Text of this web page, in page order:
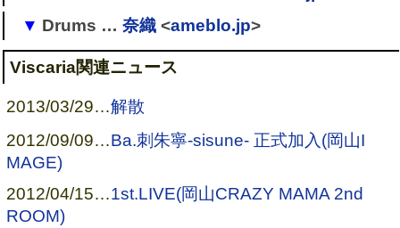
→Viscaria(サポート)[1]→Viscaria
→ (Lost AngeL) →
Drums … 奈織<ameblo.jp>
→Ru：natic(Nao) 3]
→ Suicide≠cult
→ 仏拿(大崎希範)
Viscaria関連ニュース
2013/03/29…解散
2012/09/09…Ba.刺朱寧-sisune- 正式加入(岡山I
MAGE)
2012/04/15…1st.LIVE(岡山CRAZY MAMA 2nd
ROOM)